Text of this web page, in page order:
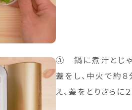
③ 鍋に煮汁とじゃ
蓋をし、中火で約
え、蓋をとりさらに